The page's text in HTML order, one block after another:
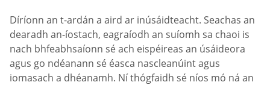
Díríonn an t-ardán a aird ar inúsáidteacht. Seachas an
dearadh an-íostach, eagraíodh an suíomh sa chaoi is
nach bhfeabhsaíonn sé ach eispéireas an úsáideora
agus go ndéanann sé éasca nascleanúint agus
iomasach a dhéanamh. Ní thógfaidh sé níos mó ná an